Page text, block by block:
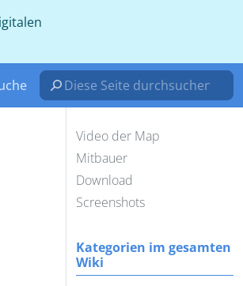
Video der Map
Mitbauer
Download
Screenshots
Kategorien im gesamten
Wiki